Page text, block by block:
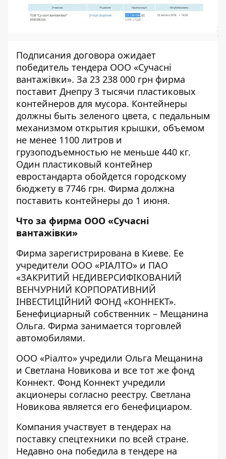
Подписания договора ожидает
победитель тендера ООО «Сучасні
вантажівки». За 23 238 000 грн фирма
поставит Днепру 3 тысячи пластиковых
контейнеров для мусора. Контейнеры
должны быть зеленого цвета, с педальным
механизмом открытия крышки, объемом
не менее 1100 литров и
грузоподъемностью не меньше 440 кг.
Один пластиковый контейнер
евростандарта обойдется городскому
бюджету в 7746 грн. Фирма должна
поставить контейнеры до 1 июня.
Что за фирма ООО «Сучасні
вантажівки»
Фирма зарегистрирована в Киеве. Ее
учредители ООО «РІАЛТО» и ПАО
«ЗАКРИТИЙ НЕДИВЕРСИФІКОВАНИЙ
ВЕНЧУРНИЙ КОРПОРАТИВНИЙ
ІНВЕСТИЦІЙНИЙ ФОНД «КОННЕКТ».
Бенефициарный собственник – Мещанина
Ольга. Фирма занимается торговлей
автомобилями.
ООО «Ріалто» учредили Ольга Мещанина
и Светлана Новикова и все тот же фонд
Коннект. Фонд Коннект учредили
акционеры согласно реестру. Светлана
Новикова является его бенефициаром.
Компания участвует в тендерах на
поставку спецтехники по всей стране.
Недавно она победила в тендере на